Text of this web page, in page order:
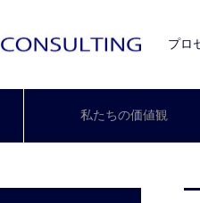
プロ
私たちの価値観